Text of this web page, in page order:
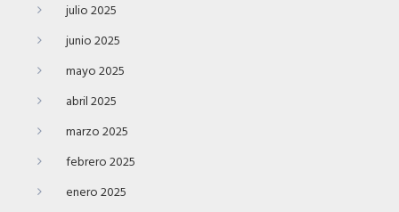
julio 2025
junio 2025
mayo 2025
abril 2025
marzo 2025
febrero 2025
enero 2025